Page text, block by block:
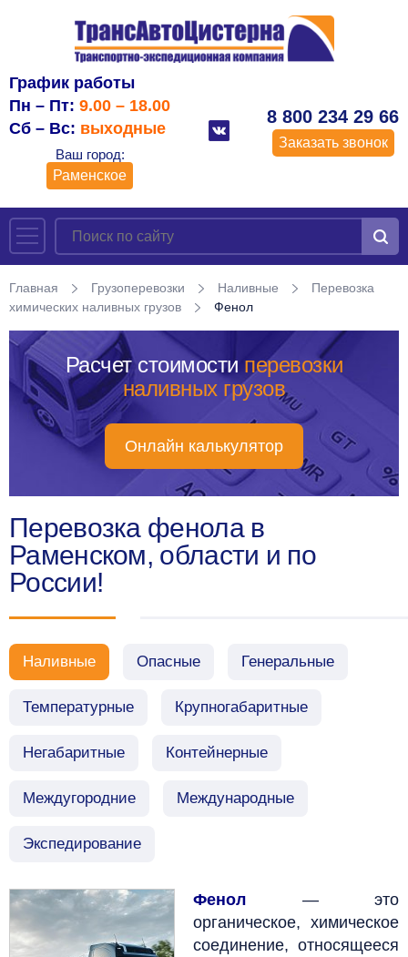
График работы
Пн – Пт: 9.00 – 18.00
Сб – Вс: выходные
Ваш город:
Раменское
8 800 234 29 66
Заказать звонок
Главная Грузоперевозки Наливные
Перевозка
химических наливных грузов
Фенол
Расчет стоимости перевозки
наливных грузов
Онлайн калькулятор
Перевозка фенола в
Раменском, области и по
России!
Наливные Опасные Генеральные
Температурные Крупногабаритные
Негабаритные Контейнерные
Междугородние Международные
Экспедирование
Фенол — это
органическое, химическое
соединение, относящееся